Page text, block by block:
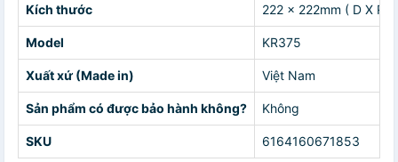
Kích thước 222 x 222mm ( D X R
Model KR375
Xuất xứ (Made in) Việt Nam
Sản phẩm có được bảo hành không? Không
SKU 6164160671853